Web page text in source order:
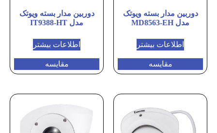
دوربین مدار بسته ویوتک
مدل MD8563-EH
اطلاعات بیشتر
مقایسه
دوربین مدار بسته ویوتک
مدل IT9388-HT
اطلاعات بیشتر
مقایسه